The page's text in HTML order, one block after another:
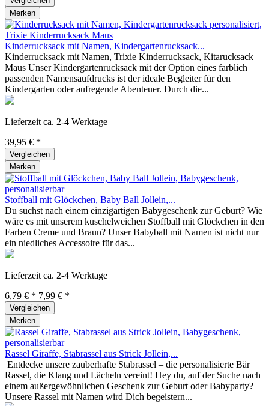
Merken
Kinderrucksack mit Namen, Kindergartenrucksack...
Kinderrucksack mit Namen, Trixie Kinderrucksack, Kitarucksack
Maus Unser Kindergartenrucksack mit der Option eines farblich
passenden Namensaufdrucks ist der ideale Begleiter für den
Kindergarten oder aufregende Abenteuer. Durch die...
Lieferzeit ca. 2-4 Werktage
39,95 € *
Vergleichen
Merken
Stoffball mit Glöckchen, Baby Ball Jollein,...
Du suchst nach einem einzigartigen Babygeschenk zur Geburt? Wie
wäre es mit unserem kuschelweichen Stoffball mit Glöckchen in den
Farben Creme und Braun? Unser Babyball mit Namen ist nicht nur
ein niedliches Accessoire für das...
Lieferzeit ca. 2-4 Werktage
6,79 € * 7,99 € *
Vergleichen
Merken
Rassel Giraffe, Stabrassel aus Strick Jollein,...
Entdecke unsere zauberhafte Stabrassel – die personalisierte Bär
Rassel, die Klang und Lächeln vereint! Hey du, auf der Suche nach
einem außergewöhnlichen Geschenk zur Geburt oder Babyparty?
Unsere Rassel mit Namen wird Dich begeistern...